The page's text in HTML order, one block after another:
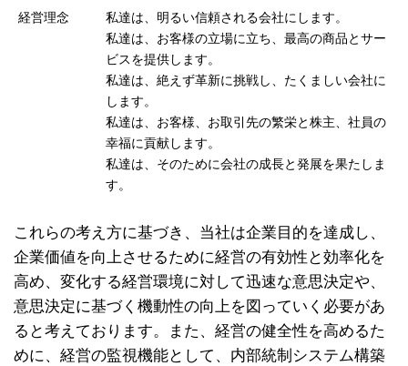
経営理念
私達は、明るい信頼される会社にします。
私達は、お客様の立場に立ち、最高の商品とサー
ビスを提供します。
私達は、絶えず革新に挑戦し、たくましい会社に
します。
私達は、お客様、お取引先の繁栄と株主、社員の
幸福に貢献します。
私達は、そのために会社の成長と発展を果たしま
す。
これらの考え方に基づき、当社は企業目的を達成し、
企業価値を向上させるために経営の有効性と効率化を
高め、変化する経営環境に対して迅速な意思決定や、
意思決定に基づく機動性の向上を図っていく必要があ
ると考えております。また、経営の健全性を高めるた
めに、経営の監視機能として、内部統制システム構築